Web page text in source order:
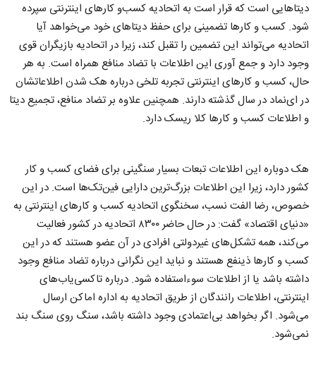
دیتاهایی است که قرار است به اتحادیه کسب‌و کارهای اینترنتی سپرده
شود. کسب و کارها تضمینی برای حفظ دیتا‌های خود می‌خواهد آیا
اتحادیه می‌تواند این تضمین را تقبل کند، زیرا در اتحادیه بازیگران قوی
وجود دارد و جمع آوری این اطلاعات با تضاد منافع همراه است. به هر
حال، کسب و کارهای اینترنتی تجربه تلخی درباره هک شدن اطلاعاتشان
در ای‌نماد در سال گذشته دارند. همچنین علاوه بر تضاد منافع، تجمیع دیتا
و اطلاعات کسب و کارها کلا ریسک دارد.
هک دوباره این اطلاعات تبعات بسیار سنگینی برای فضای کسب و کار
کشور دارد، زیرا این اطلاعات بزرگ‌ترین دارایی فین‌تک‌ها است. در این
خصوص، رضا الفت نسب، سخنگوی اتحادیه کسب و کارهای اینترنتی به
«دنیای اقتصاد» گفت: در حال حاضر ۸۳۰۰ اتحادیه در کشور فعالیت
می‌کند، همه تشکل‌های غیردولتی افرادی در آن عضو هستند که در این
کسب و کارها ذینفع هستند و نباید این نگرانی درباره تضاد منافع وجود
داشته باشد یا از اطلاعات سوءاستفاده شود. درباره تاکسی‌‌یاب‌های
اینترنتی، اطلاعات رانندگان از طریق اتحادیه به اداره اماکن ارسال
می‌شود. اگر بخواهد بی‌اعتمادی وجود داشته باشد، سنگ روی سنگ بند
نمی‌شود.